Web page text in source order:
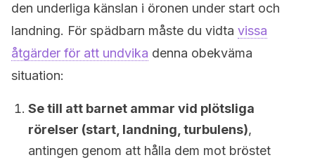
den underliga känslan i öronen under start och
landning. För spädbarn måste du vidta vissa
åtgärder för att undvika denna obekväma
situation:
Se till att barnet ammar vid plötsliga
rörelser (start, landning, turbulens),
antingen genom att hålla dem mot bröstet